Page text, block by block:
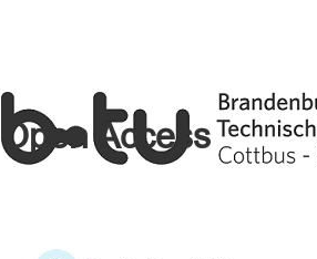
Open Access